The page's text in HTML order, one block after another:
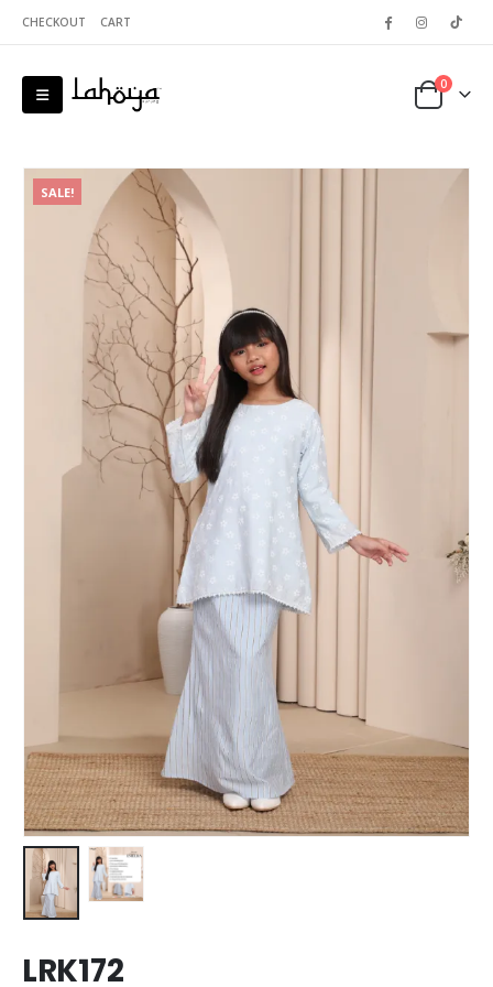
CHECKOUT CART
0
SALE!
LRK172